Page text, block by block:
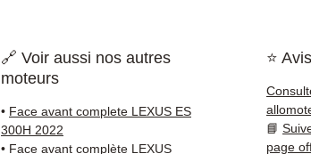
✅
🔗 Voir aussi nos autres
moteurs
• Face avant complete LEXUS ES
300H 2022
• Face avant complète LEXUS
⭐
📘
page